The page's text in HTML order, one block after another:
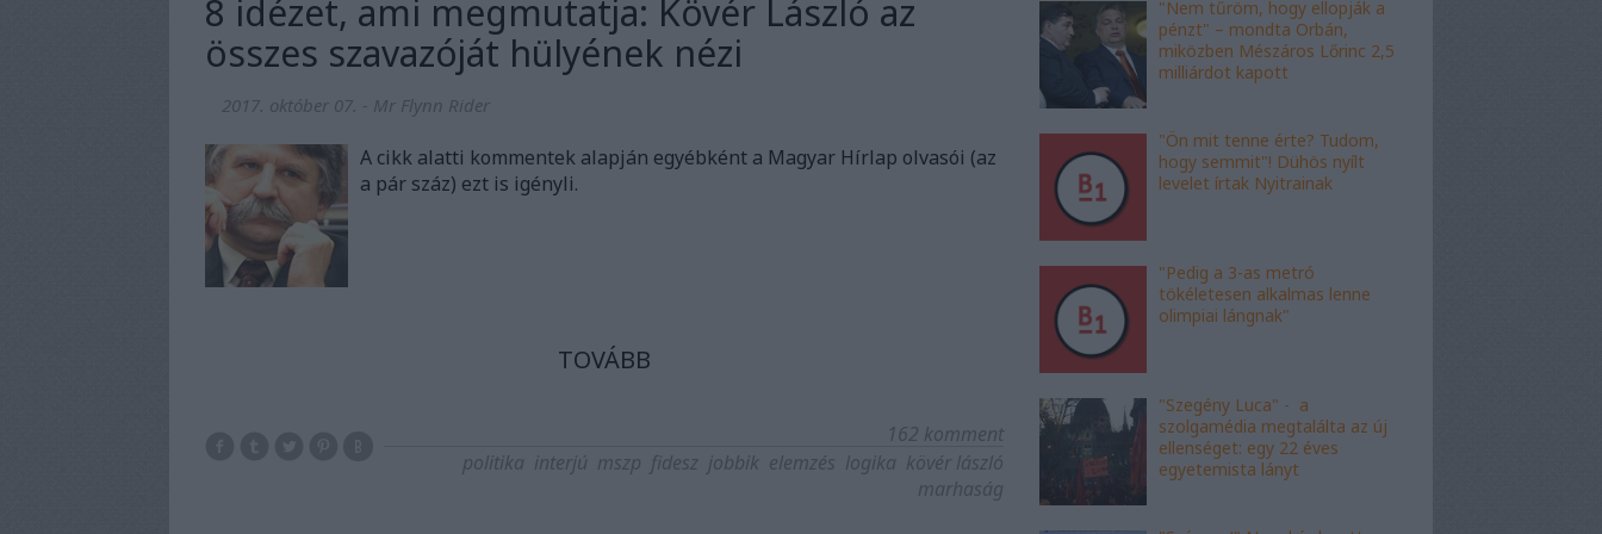
8 idézet, ami megmutatja: Kövér László az
összes szavazóját hülyének nézi
2017. október 07. - Mr Flynn Rider
A cikk alatti kommentek alapján egyébként a Magyar Hírlap olvasói (az
a pár száz) ezt is igényli.
TOVÁBB
162 komment
politika interjú mszp fidesz jobbik elemzés logika kövér lászló
marhaság
"Nem tűröm, hogy ellopják a
pénzt" – mondta Orbán,
miközben Mészáros Lőrinc 2,5
milliárdot kapott
"Ön mit tenne érte? Tudom,
hogy semmit"! Dühös nyílt
levelet írtak Nyitrainak
"Pedig a 3-as metró
tökéletesen alkalmas lenne
olimpiai lángnak"
"Szegény Luca" - a
szolgamédia megtalálta az új
ellenséget: egy 22 éves
egyetemista lányt